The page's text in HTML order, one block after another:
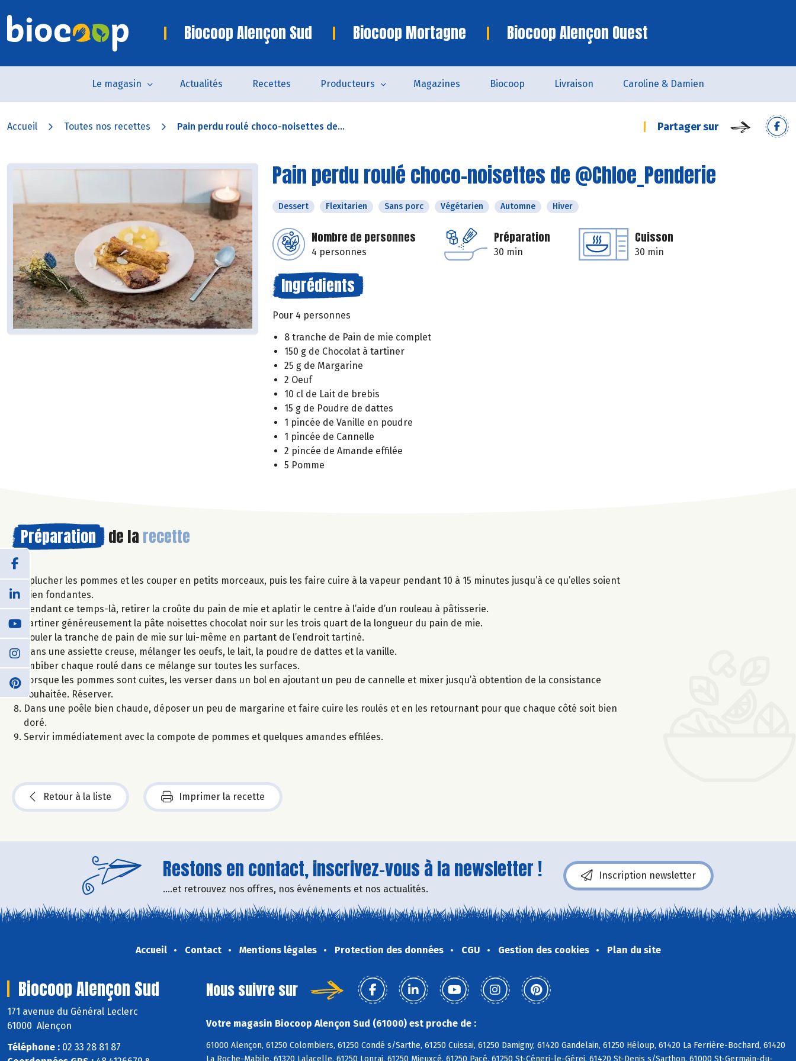
Biocoop Alençon Sud Biocoop Mortagne Biocoop Alençon Ouest
Le magasin Actualités Recettes Producteurs Magazines Biocoop Livraison Caroline & Damien
Accueil Toutes nos recettes Pain perdu roulé choco-noisettes de... Partager sur
Pain perdu roulé choco-noisettes de @Chloe_Penderie
Dessert Flexitarien Sans porc Végétarien Automne Hiver
Nombre de personnes
4 personnes
Préparation
30 min
Cuisson
30 min
Ingrédients
Pour 4 personnes
8 tranche de Pain de mie complet
150 g de Chocolat à tartiner
25 g de Margarine
2 Oeuf
10 cl de Lait de brebis
15 g de Poudre de dattes
1 pincée de Vanille en poudre
1 pincée de Cannelle
2 pincée de Amande effilée
5 Pomme
Préparation de la recette
Eplucher les pommes et les couper en petits morceaux, puis les faire cuire à la vapeur pendant 10 à 15 minutes jusqu’à ce qu’elles soient
bien fondantes.
Pendant ce temps-là, retirer la croûte du pain de mie et aplatir le centre à l’aide d’un rouleau à pâtisserie.
Tartiner généreusement la pâte noisettes chocolat noir sur les trois quart de la longueur du pain de mie.
Rouler la tranche de pain de mie sur lui-même en partant de l’endroit tartiné.
Dans une assiette creuse, mélanger les oeufs, le lait, la poudre de dattes et la vanille.
Imbiber chaque roulé dans ce mélange sur toutes les surfaces.
Lorsque les pommes sont cuites, les verser dans un bol en ajoutant un peu de cannelle et mixer jusqu’à obtention de la consistance
souhaitée. Réserver.
Dans une poêle bien chaude, déposer un peu de margarine et faire cuire les roulés et en les retournant pour que chaque côté soit bien
doré.
Servir immédiatement avec la compote de pommes et quelques amandes effilées.
Retour à la liste Imprimer la recette
Restons en contact, inscrivez-vous à la newsletter !
....et retrouvez nos offres, nos événements et nos actualités.
Inscription newsletter
Accueil Contact Mentions légales Protection des données CGU Gestion des cookies Plan du site
Biocoop Alençon Sud
171 avenue du Général Leclerc
61000 Alençon
Téléphone : 02 33 28 81 87
Nous suivre sur
Votre magasin Biocoop Alençon Sud (61000) est proche de :
61000 Alençon, 61250 Colombiers, 61250 Condé s/Sarthe, 61250 Cuissai, 61250 Damigny, 61420 Gandelain, 61250 Héloup, 61420 La Ferrière-Bochard, 61420
La Roche-Mabile, 61320 Lalacelle, 61250 Lonrai, 61250 Mieuxcé, 61250 Pacé, 61250 St-Céneri-le-Gérei, 61420 St-Denis s/Sarthon, 61000 St-Germain-du-